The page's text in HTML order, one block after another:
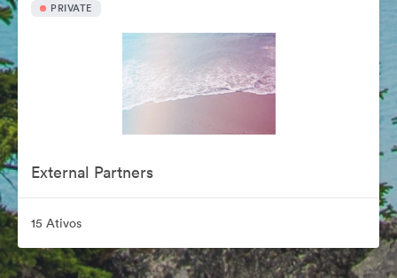
PRIVATE
External Partners
15 Ativos